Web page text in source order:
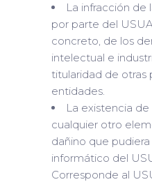
La infracción de
por parte del
concreto, de los
intelectual e
titularidad de otras
entidades.
La existencia
cualquier otro
dañino que
informático del
Corresponde al